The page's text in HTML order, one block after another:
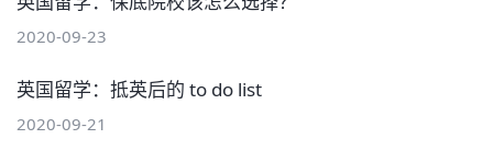
2020-09-23
英国留学：抵英后的 to do list
2020-09-21